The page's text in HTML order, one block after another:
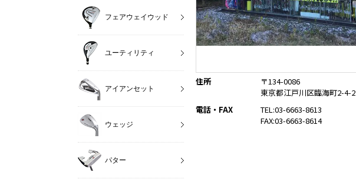
住所
〒134-0086
東京都江戸川区臨海町2-4-2
電話・FAX
TEL:03-6663-8613
FAX:03-6663-8614
フェアウェイウッド
ユーティリティ
アイアンセット
ウェッジ
パター